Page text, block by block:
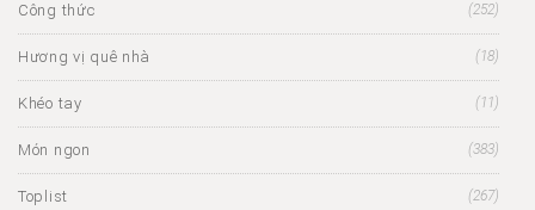
Công thức (252)
Hương vị quê nhà (18)
Khéo tay (11)
Món ngon (383)
Toplist (267)